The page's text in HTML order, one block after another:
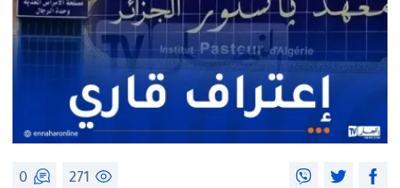
271
0